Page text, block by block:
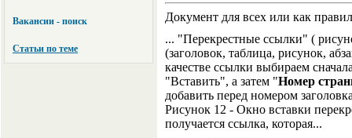
Вакансии - поиск
Статьи по теме
Документ для всех или как
... "Перекрестные ссылки" (
(заголовок, таблица, рисунок,
качестве ссылки выбираем
"Вставить", а затем "Номер
добавить перед номером
Рисунок 12 - Окно вставки
получается ссылка, которая...